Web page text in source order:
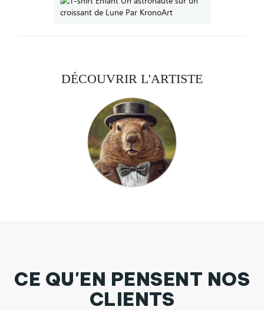
DÉCOUVRIR L'ARTISTE
CE QU'EN PENSENT NOS
CLIENTS